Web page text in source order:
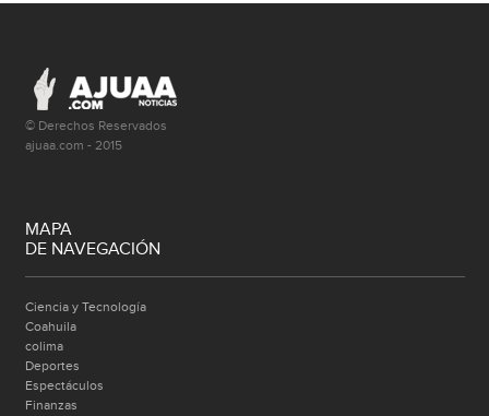
© Derechos Reservados
ajuaa.com - 2015
MAPA
DE NAVEGACIÓN
Ciencia y Tecnología
Coahuila
colima
Deportes
Espectáculos
Finanzas